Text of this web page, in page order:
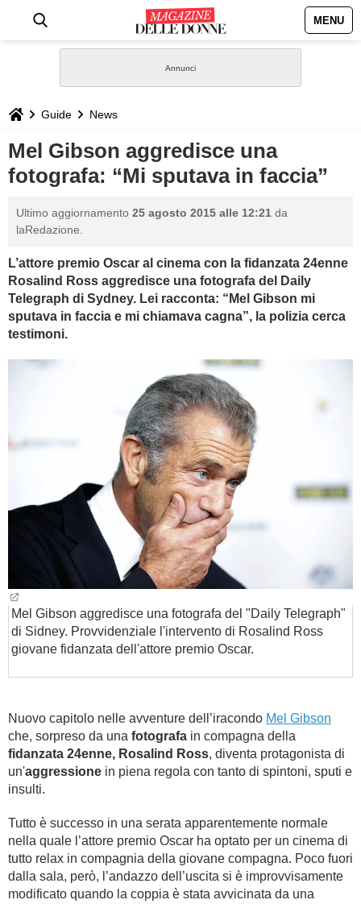
MENU
STILE
BIOGRAFIE
DEFINIZIONI
GASTRONOMIA
CAPELLI
FORUM
Guide News
Mel Gibson aggredisce una
fotografa: “Mi sputava in faccia”
Ultimo aggiornamento 25 agosto 2015 alle 12:21 da
laRedazione.
L’attore premio Oscar al cinema con la fidanzata 24enne
Rosalind Ross aggredisce una fotografa del Daily
Telegraph di Sydney. Lei racconta: “Mel Gibson mi
sputava in faccia e mi chiamava cagna”, la polizia cerca
testimoni.
Mel Gibson aggredisce una fotografa del "Daily Telegraph"
di Sidney. Provvidenziale l'intervento di Rosalind Ross
giovane fidanzata dell'attore premio Oscar.
Nuovo capitolo nelle avventure dell’iracondo Mel Gibson
che, sorpreso da una fotografa in compagna della
fidanzata 24enne, Rosalind Ross, diventa protagonista di
un'aggressione in piena regola con tanto di spintoni, sputi e
insulti.
Tutto è successo in una serata apparentemente normale
nella quale l’attore premio Oscar ha optato per un cinema di
tutto relax in compagnia della giovane compagna. Poco fuori
dalla sala, però, l’andazzo dell’uscita si è improvvisamente
modificato quando la coppia è stata avvicinata da una